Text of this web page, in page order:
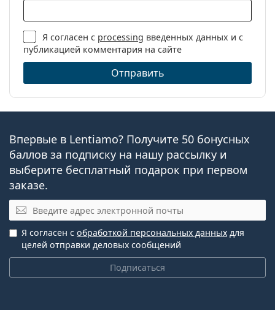
Я согласен с processing введенных данных и с
публикацией комментария на сайте
Отправить
Впервые в Lentiamo? Получите 50 бонусных
баллов за подписку на нашу рассылку и
выберите бесплатный подарок при первом
заказе.
Эл. почта
Подписаться
Я согласен с обработкой персональных данных для
целей отправки деловых сообщений